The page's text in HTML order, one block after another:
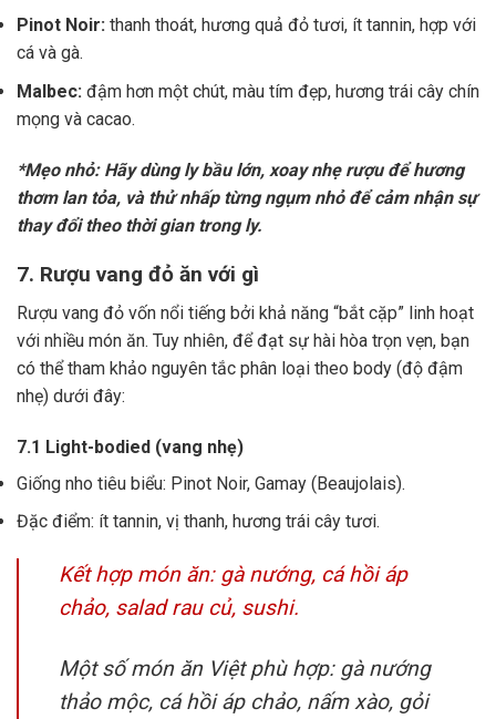
Pinot Noir: thanh thoát, hương quả đỏ tươi, ít tannin, hợp với
cá và gà.
Malbec: đậm hơn một chút, màu tím đẹp, hương trái cây chín
mọng và cacao.
*Mẹo nhỏ: Hãy dùng ly bầu lớn, xoay nhẹ rượu để hương
thơm lan tỏa, và thử nhấp từng ngụm nhỏ để cảm nhận sự
thay đổi theo thời gian trong ly.
7. Rượu vang đỏ ăn với gì
Rượu vang đỏ vốn nổi tiếng bởi khả năng “bắt cặp” linh hoạt
với nhiều món ăn. Tuy nhiên, để đạt sự hài hòa trọn vẹn, bạn
có thể tham khảo nguyên tắc phân loại theo body (độ đậm
nhẹ) dưới đây:
7.1 Light-bodied (vang nhẹ)
Giống nho tiêu biểu: Pinot Noir, Gamay (Beaujolais).
Đặc điểm: ít tannin, vị thanh, hương trái cây tươi.
Kết hợp món ăn: gà nướng, cá hồi áp
chảo, salad rau củ, sushi.
Một số món ăn Việt phù hợp: gà nướng
thảo mộc, cá hồi áp chảo, nấm xào, gỏi